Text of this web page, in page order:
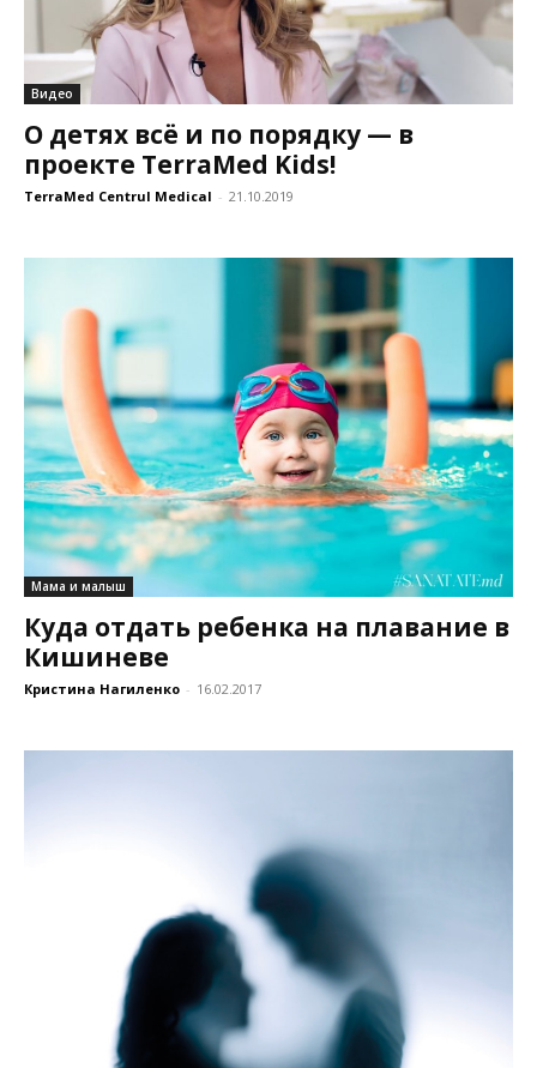
Видео
О детях всё и по порядку — в
проекте TerraMed Kids!
TerraMed Centrul Medical - 21.10.2019
Мама и малыш
Куда отдать ребенка на плавание в
Кишиневе
Кристина Нагиленко - 16.02.2017